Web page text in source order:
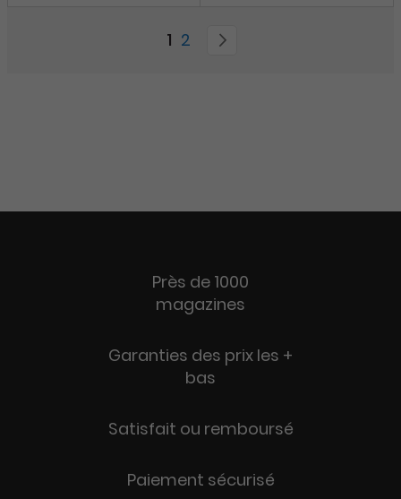
Page
You're currently reading
1 Page
2
Près de 1000
magazines
Garanties des prix les +
bas
Satisfait ou remboursé
Paiement sécurisé